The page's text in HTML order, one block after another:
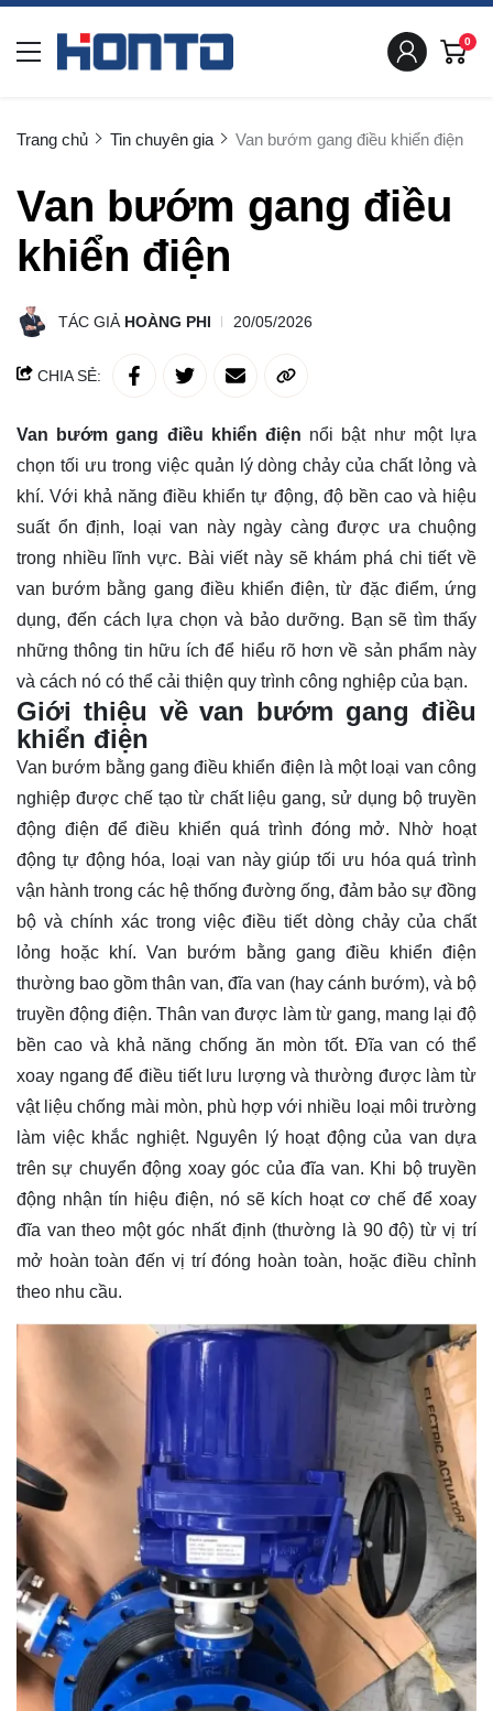
0
Trang chủ Tin chuyên gia Van bướm gang điều khiển điện
Van bướm gang điều
khiển điện
TÁC GIẢ HOÀNG PHI 20/05/2026
CHIA SẺ:
Van bướm gang điều khiển điện nổi bật như một lựa
chọn tối ưu trong việc quản lý dòng chảy của chất lỏng và
khí. Với khả năng điều khiển tự động, độ bền cao và hiệu
suất ổn định, loại van này ngày càng được ưa chuộng
trong nhiều lĩnh vực. Bài viết này sẽ khám phá chi tiết về
van bướm bằng gang điều khiển điện, từ đặc điểm, ứng
dụng, đến cách lựa chọn và bảo dưỡng. Bạn sẽ tìm thấy
những thông tin hữu ích để hiểu rõhơn về sản phẩm này
và cách nó có thể cải thiện quy trình công nghiệp của bạn.
Giới thiệu về van bướm gang điều
khiển điện
Van bướm bằng gang điều khiển điện là một loại van công
nghiệp được chế tạo từ chất liệu gang, sử dụng bộ truyền
động điện để điều khiển quá trình đóng mở. Nhờ hoạt
động tự động hóa, loại van này giúp tối ưu hóa quá trình
vận hành trong các hệ thống đường ống, đảm bảo sự đồng
bộ và chính xác trong việc điều tiết dòng chảy của chất
lỏng hoặc khí. Van bướm bằng gang điều khiển điện
thường bao gồm thân van, đĩa van (hay cánh bướm), và bộ
truyền động điện. Thân van được làm từ gang, mang lại độ
bền cao và khả năng chống ăn mòn tốt. Đĩa van có thể
xoay ngang để điều tiết lưu lượng và thường được làm từ
vật liệu chống mài mòn, phù hợp với nhiều loại môi trường
làm việc khắc nghiệt. Nguyên lý hoạt động của van dựa
trên sự chuyển động xoay góc của đĩa van. Khi bộ truyền
động nhận tín hiệu điện, nó sẽ kích hoạt cơ chế để xoay
đĩa van theo một góc nhất định (thường là 90 độ) từ vị trí
mở hoàn toàn đến vị trí đóng hoàn toàn, hoặc điều chỉnh
theo nhu cầu.